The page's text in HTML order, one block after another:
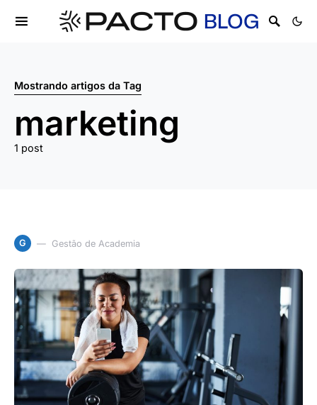
Mostrando artigos da Tag
marketing
1 post
G Gestão de Academia